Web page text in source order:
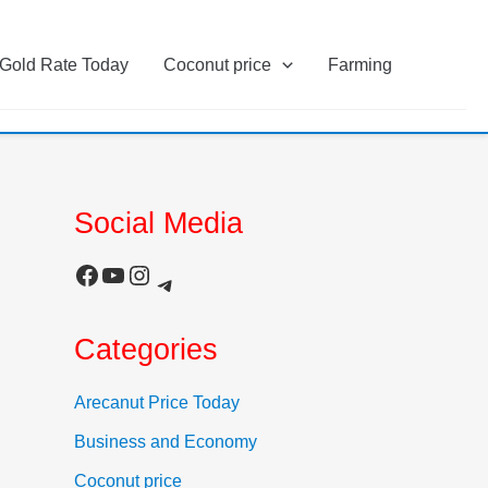
Gold Rate Today Coconut price Farming
Social Media
Facebook YouTube Instagram Telegram
Categories
Arecanut Price Today
Business and Economy
Coconut price